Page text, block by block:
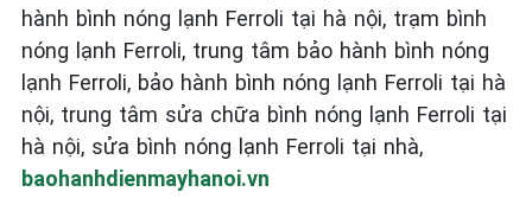
hành bình nóng lạnh Ferroli tại hà nội, trạm bình
nóng lạnh Ferroli, trung tâm bảo hành bình nóng
lạnh Ferroli, bảo hành bình nóng lạnh Ferroli tại hà
nội, trung tâm sửa chữa bình nóng lạnh Ferroli tại
hà nội, sửa bình nóng lạnh Ferroli tại nhà,
baohanhdienmayhanoi.vn